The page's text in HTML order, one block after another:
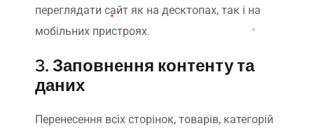
переглядати сайт як на десктопах, так і на
мобільних пристроях.
3. Заповнення контенту та
даних
Перенесення всіх сторінок, товарів, категорій